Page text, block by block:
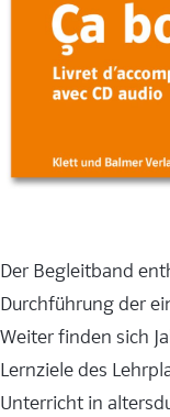
Der Begleitband
Durchführung der
Weiter finden sich
Lernziele des
Unterricht in